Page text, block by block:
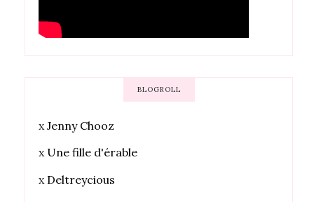
BLOGROLL
x Jenny Chooz
x Une fille d'érable
x Deltreycious